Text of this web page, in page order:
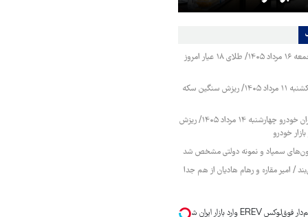
قیمت طلا و سکه جمعه ۱۶ مرداد ۱۴۰۵/ طلای ۱۸ عیار امروز
قیمت طلا و سکه یکشنبه ۱۱ مرداد ۱۴۰۵/ ریزش سنگین سکه
قیمت محصولات ایران خودرو چهارشنبه ۱۴ مرداد ۱۴۰۵/ ریزش
خودرو
سمپاد و نمونه دولتی مشخص شد
/ امیر مقاره و رهام هادیان از هم جدا